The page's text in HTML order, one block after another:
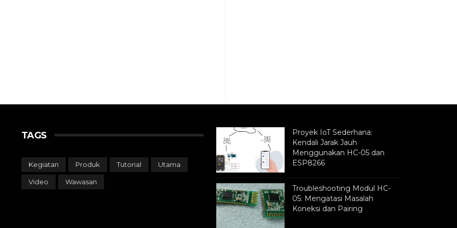
TAGS
Kegiatan Produk Tutorial Utama
Video Wawasan
Proyek IoT Sederhana:
Kendali Jarak Jauh
Menggunakan HC-05 dan
ESP8266
Troubleshooting Modul HC-
05: Mengatasi Masalah
Koneksi dan Pairing